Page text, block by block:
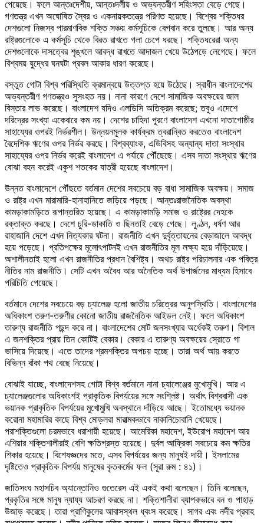
পেয়েছে। ফলে আন্তঃদেশীয়, আন্তঃদলীয় ও অভ্যন্তরীণ সহিংসতা বেড়ে গেছে।
গণতন্ত্র এখন অঘোষিত স্বৈর ও একনায়কতন্ত্রে পরিণত হয়েছে। বিশ্বের শক্তিধর
দেশগুলো নিজস্ব পারমাণবিক শক্তি সঞ্চয় কর্মসূচিকে বেগবান করে তুলছে। আর অন্য
রাষ্ট্রগুলোকে এ কর্মসূচি থেকে বিরত রাখতে গলা চেপে ধরছে। শক্তিধরেরা অন্য
দেশগুলোকে দাসত্বের শৃঙ্খলে আবদ্ধ রাখতে আদাজল খেয়ে উঠেপড়ে লেগেছে। ফলে
বিশ্বময় যুদ্ধের ঘনঘটা প্রবল আকার ধারণ করেছে।
বস্তুত গোটা বিশ্ব পরিস্থিতি ক্রমান্বয়ে উত্তপ্ত হয়ে উঠেছে। স্বাধীন বাংলাদেশের
অভ্যন্তরীণ গণতন্ত্রও সুসংহত নয়। নানা কারণে দেশে সামাজিক অবক্ষয়ের জাল
বিস্তার লাভ করেছে। বাংলাদেশ যদিও এলডিসি অতিক্রম করেছে; তবুও এদেশে
দরিদ্রের সংখ্যা একেবারে কম নয়। দেশের চাহিদা পূরণে বাংলাদেশ এখনো দাতাগোষ্ঠীর
সাহায্যের ওপরই নির্ভরশীল। উন্নয়নমূলক কার্যক্রম ত্বরান্বিত করতেও বাংলাদেশ
বৈদেশিক ঋণের ওপর নির্ভর করছে। বিশ্বব্যাংক, এডিবিসহ অন্যান্য দাতা সংস্থার
সাহায্যের ওপর নির্ভর করেই বাংলাদেশ এ পর্যায়ে পৌঁছেছে। এসব দাতা সংস্থার ঋণের
বোঝা বহন করেই একুশ শতকের যাত্রী হয়েছে বাংলাদেশ।
উন্নত বাংলাদেশে পৌঁছতে বর্তমান দেশের সবচেয়ে বড় বাধা সামাজিক অবক্ষয়। সমাজ
ও রাষ্ট্র এখন মারামারি-হানাহানিতে জড়িয়ে পড়ছে। আন্তঃরাজনৈতিক অবস্থা
কামড়াকামড়িতে রূপান্তরিত হয়েছে। এ কামড়াকামড়ি সমাজ ও রাষ্ট্রের দেহকে
রক্তাক্ত করছে। দেশে চুরি-ডাকাতি ও ছিনতাই বেড়ে গেছে। লুণ্ঠন, ধর্ষণ আর
রাহাজানি দেশে এখন নিত্যকার ঘটনা। রাজনীতি এখন দুর্বৃত্তায়নের বেড়াজালে আবদ্ধ
হয়ে পড়েছে। প্রতিপক্ষের মূলোৎপাটনই এখন রাজনীতির মূল লক্ষ্য হয়ে দাঁড়িয়েছে।
অশালীনতাই হলো এখন রাজনীতির প্রধান বৈশিষ্ট্য। অথচ রাষ্ট্র পরিচালনার এক পবিত্র
নীতির নাম রাজনীতি। সেটি এখন অবৈধ আর অনৈতিক অর্থ উপার্জনের মাধ্যম হিসাবে
পরিচিতি পেয়েছে।
বর্তমানে দেশের সবচেয়ে বড় চ্যালেঞ্জ হলো জাতীয় চরিত্রের অনুপস্থিতি। বাংলাদেশের
অধিকাংশ তরুণ-তরুণীর কোনো জাতীয় রাজনৈতিক আইডল নেই। ফলে অধিকাংশ
তারুণ্য রাজনীতি পছন্দ করে না। বাংলাদেশের মোট জনসংখ্যার অর্ধেকই তরুণ। বিশাল
এ জনশক্তির প্রায় তিন কোটিই বেকার। বেকার এ তারুণ্য অবক্ষয়ের স্রোতে গা
ভাসিয়ে দিয়েছে। এতে তাদের শ্রমশক্তির অপচয় হচ্ছে। তারা অর্থ আয় করতে
বিভিন্ন বাঁকা পথ বেছে নিয়েছে।
বোঝাই যাচ্ছে, বাংলাদেশসহ গোটা বিশ্ব বর্তমানে নানা চ্যালেঞ্জের মুখোমুখি। আর এ
চ্যালেঞ্জগুলোর অধিকাংশই প্রাকৃতিক বিপর্যয়ের সঙ্গে সংশ্লিষ্ট। অর্থাৎ বিশ্ববাসী এক
ভয়ানক প্রাকৃতিক বিপর্যয়ের মুখোমুখি অবস্থানে দাঁড়িয়ে আছে। ইতোমধ্যে ভয়ানক
করোনা মহামারির কাছে বিশ্ব মোড়লরা মারাত্মকভাবে নাকানিচোবানি খেয়েছে।
পরাশক্তিগুলো চরমভাবে ধরাশায়ী হয়েছে। আমেরিকা মহাদেশ, ইউরোপ মহাদেশ আর
এশিয়ার শক্তিশালীরাই বেশি ক্ষতিগ্রস্ত হয়েছে। দুর্বল আফ্রিকা সবচেয়ে কম ক্ষতির
শিকার হয়েছে। বিশেষজ্ঞদের মতে, এসব বিপর্যয়ের জন্য মানুষই দায়ী। ইসলামের
দৃষ্টিতেও প্রাকৃতিক বিপর্যয় মানুষের কৃতকর্মের ফল (সূরা রুম : ৪১)।
জাতিসংঘ মহাসচিব অ্যান্তোনিও গুতেরেস এই একই কথা বলেছেন। তিনি বলেছেন,
প্রকৃতির সঙ্গে মানুষ ন্যায্য আচরণ করছে না। শক্তিশালীরা ব্যাপকভাবে বন ও পাহাড়
উজাড় করেছে। তারা প্রাণিকুলের আবাসস্থল ধ্বংস করেছে। সাগর এবং নদীর প্রবাহ